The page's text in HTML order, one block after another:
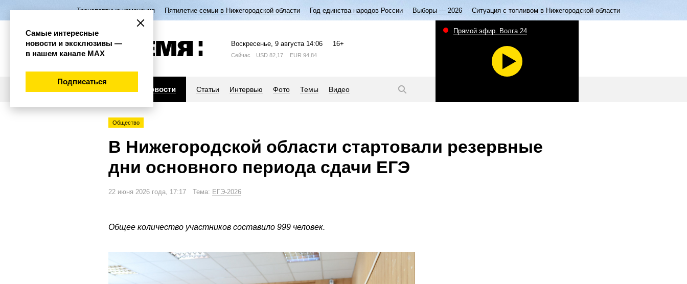
Транспортные изменения Пятилетие семьи в Нижегородской области Год единства народов России Выборы — 2026 Ситуация с топливом в Нижегородской области
Воскресенье, 9 августа 14:06 16+
Сейчас USD 82,17 EUR 94,84
Новости Статьи Интервью Фото Темы Видео
Прямой эфир. Волга 24
Общество
В Нижегородской области стартовали резервные
дни основного периода сдачи ЕГЭ
22 июня 2026 года, 17:17 Тема: ЕГЭ-2026
Общее количество участников составило 999 человек.
Самые интересные
новости и эксклюзивы —
в нашем канале МАХ
Подписаться